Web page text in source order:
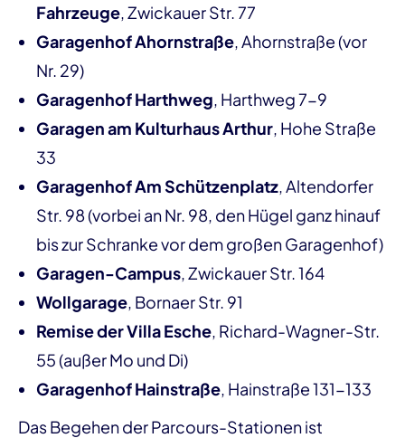
Fahrzeuge , Zwickauer Str. 77
Garagenhof Ahornstraße , Ahornstraße (vor
Nr. 29)
Garagenhof Harthweg , Harthweg 7-9
Garagen am Kulturhaus Arthur , Hohe Straße
33
Garagenhof Am Schützenplatz , Altendorfer
Str. 98 (vorbei an Nr. 98, den Hügel ganz hinauf
bis zur Schranke vor dem großen Garagenhof)
Garagen-Campus , Zwickauer Str. 164
Wollgarage , Bornaer Str. 91
Remise der Villa Esche , Richard-Wagner-Str.
55 (außer Mo und Di)
Garagenhof Hainstraße , Hainstraße 131-133
Das Begehen der Parcours-Stationen ist